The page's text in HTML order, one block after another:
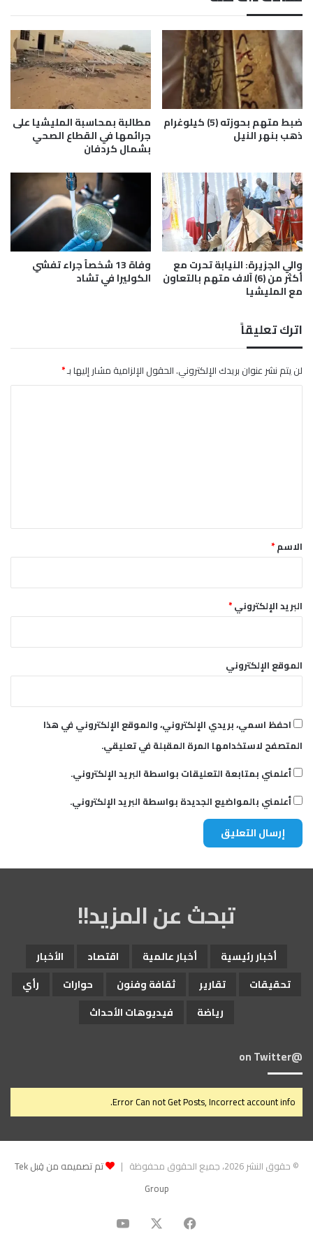
ر
أ
ة
أ
م
ي
نً
ا
ع
ا
ة
ب
ج
ا
م
ع
ة
ا
ل
ي
ر
ة
ضبط متهم بحوزته (5) كيلوغرام
ذهب بنهر النيل
مطالبة بمحاسبة المليشيا على
جرائمها في القطاع الصحي
بشمال كردفان
والي الجزيرة: النيابة تحرت مع
أكثر من (6) آلاف متهم بالتعاون
مع المليشيا
وفاة 13 شخصاً جراء تفشي
الكوليرا في تشاد
اترك تعليقاً
لن يتم نشر عنوان بريدك الإلكتروني.الحقول الإلزامية مشار إليها بـ*
*الاسم*
البريد الإلكتروني*
الموقع الإلكتروني
احفظ اسمي، بريدي الإلكتروني، والموقع الإلكتروني في هذا
المتصفح لاستخدامها المرة المقبلة في تعليقي.
أعلمني بمتابعة التعليقات بواسطة البريد الإلكتروني.
أعلمني بالمواضيع الجديدة بواسطة البريد الإلكتروني.
تبحث عن المزيد!!
أخبار رئيسية أخبار عالمية اقتصاد
الأخبار
تحقيقات
تقارير ثقافة وفنون حوارات
رأي
رياضة
فيديوهات الأحداث
@on Twitter
Error Can not Get Posts, Incorrect account info.
© حقوق النشر 2026، جميع الحقوق محفوظة |
تم تصميمه من قِبل Tek
Group
فيسبوك